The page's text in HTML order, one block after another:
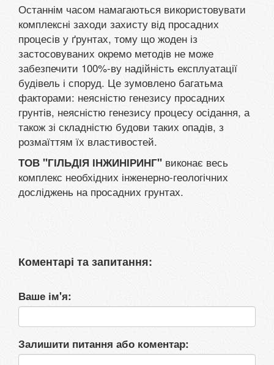
Останнім часом намагаються використовувати
комплексні заходи захисту від просадних
процесів у ґрунтах, тому що жоден із
застосовуваних окремо методів не може
забезпечити 100%-ву надійність експлуатації
будівель і споруд. Це зумовлено багатьма
факторами: неясністю генезису просадних
грунтів, неясністю генезису процесу осідання, а
також зі складністю будови таких опадів, з
розмаїттям їх властивостей.
ТОВ "ГІЛЬДІЯ ІНЖИНІРИНГ" виконає весь
комплекс необхідних інженерно-геологічних
досліджень на просадних грунтах.
Коментарі та запитання:
Ваше ім'я:
Залишити питання або коментар: